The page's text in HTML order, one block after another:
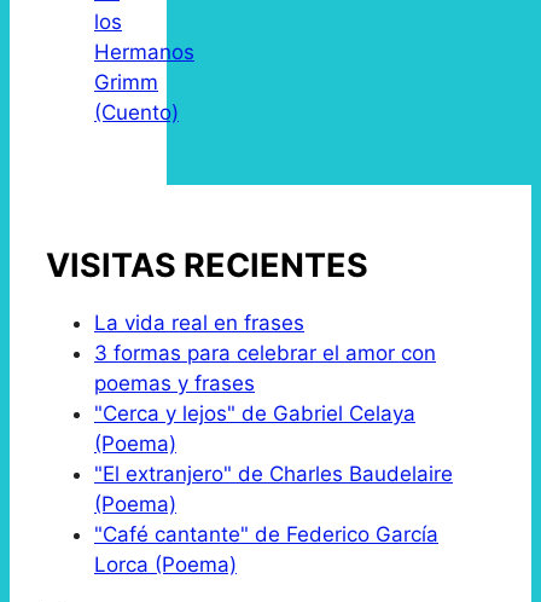
los
Hermanos
Grimm
(Cuento)
VISITAS RECIENTES
La vida real en frases
3 formas para celebrar el amor con
poemas y frases
"Cerca y lejos" de Gabriel Celaya
(Poema)
"El extranjero" de Charles Baudelaire
(Poema)
"Café cantante" de Federico García
Lorca (Poema)